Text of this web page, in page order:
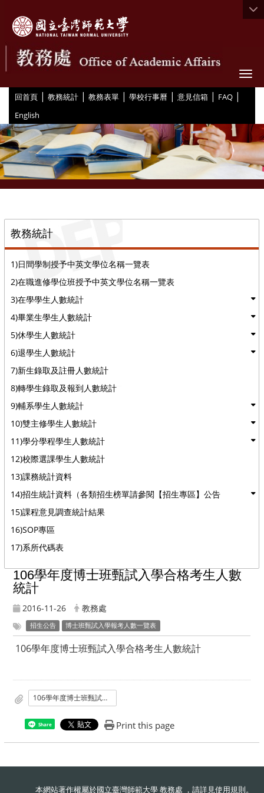
回首頁 | 教務統計 | 教務表單 | 學校行事曆 | 意見信箱 | FAQ |
English
教務統計
1)日間學制授予中英文學位名稱一覽表
2)在職進修學位班授予中英文學位名稱一覽表
3)在學學生人數統計
4)畢業生學生人數統計
5)休學生人數統計
6)退學生人數統計
7)新生錄取及註冊人數統計
8)轉學生錄取及報到人數統計
9)輔系學生人數統計
10)雙主修學生人數統計
11)學分學程學生人數統計
12)校際選課學生人數統計
13)課務統計資料
14)招生統計資料（各類招生榜單請參閱【招生專區】公告
15)課程意見調查統計結果
16)SOP專區
17)系所代碼表
106學年度博士班甄試入學合格考生人數
統計
2016-11-26 教務處
招生公告 博士班甄試入學報考人數一覽表
106學年度博士班甄試入學合格考生人數統計
106學年度博士班甄試入學合格考生人數統計
Share Print this page
本網站著作權屬於國立臺灣師範大學 教務處 ，請詳見使用規則。